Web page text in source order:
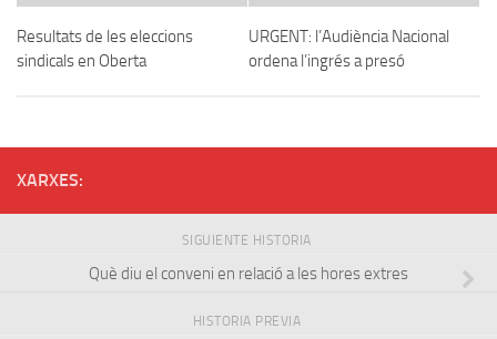
Resultats de les eleccions
sindicals en Oberta
URGENT: l’Audiència Nacional
ordena l’ingrés a presó
XARXES:
SIGUIENTE HISTORIA
Què diu el conveni en relació a les hores extres
HISTORIA PREVIA